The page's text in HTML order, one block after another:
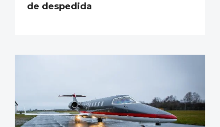
de despedida